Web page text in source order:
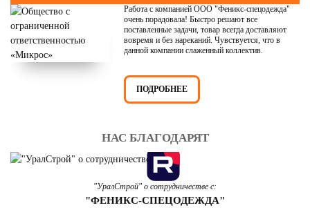
Работа с компанией ООО "Феникс-спецодежда"
очень порадовала! Быстро решают все
поставленные задачи, товар всегда доставляют
вовремя и без нареканий. Чувствуется, что в
данной компании слаженный коллектив.
ПОДРОБНЕЕ
НАС БЛАГОДАРЯТ
"УралСтрой" о сотрудничестве с:
"ФЕНИКС-СПЕЦОДЕЖДА"